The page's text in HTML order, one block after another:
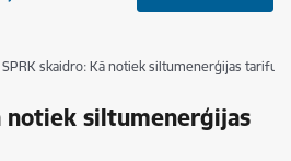
SPRK skaidro: Kā notiek siltumenerģijas tarifu
notiek siltumenerģijas